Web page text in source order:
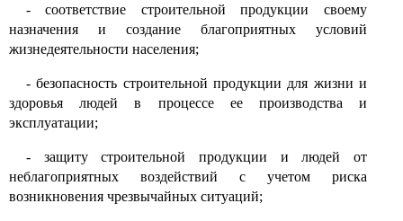
-соответствие строительной продукции своему
назначения и создание благоприятных условий
жизнедеятельности населения;
-безопасность строительной продукции для жизни и
здоровья людей в процессе ее производства и
эксплуатации;
-защиту строительной продукции и людей от
неблагоприятных воздействий с учетом риска
возникновения чрезвычайных ситуаций;